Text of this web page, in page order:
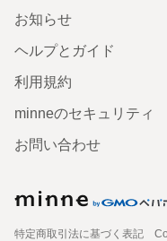
お知らせ
ヘルプとガイド
利用規約
minneのセキュリティ
お問い合わせ
特定商取引法に基づく表記